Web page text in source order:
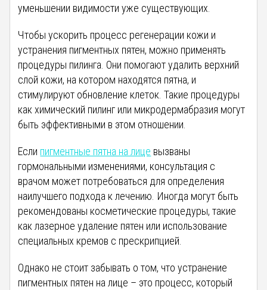
уменьшении видимости уже существующих.
Чтобы ускорить процесс регенерации кожи и
устранения пигментных пятен, можно применять
процедуры пилинга. Они помогают удалить верхний
слой кожи, на котором находятся пятна, и
стимулируют обновление клеток. Такие процедуры
как химический пилинг или микродермабразия могут
быть эффективными в этом отношении.
Если пигментные пятна на лице вызваны
гормональными изменениями, консультация с
врачом может потребоваться для определения
наилучшего подхода к лечению. Иногда могут быть
рекомендованы косметические процедуры, такие
как лазерное удаление пятен или использование
специальных кремов с прескрипцией.
Однако не стоит забывать о том, что устранение
пигментных пятен на лице – это процесс, который